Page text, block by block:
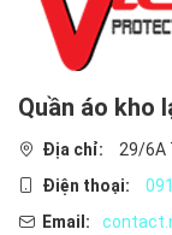
-Tạp dề nhân
cafe, tạp dề vẽ
-Tạp dề làm
cá, hải sản,
Chấp nhận trả
người mua
giữ sản phẩm và
Quần áo kho
Địa chỉ:
29/6A
Điện thoại:
Email: